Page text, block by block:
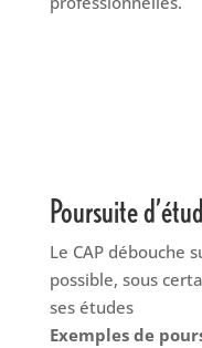
Poursuite
Le CAP débouche
possible, sous
ses études
Exemples de